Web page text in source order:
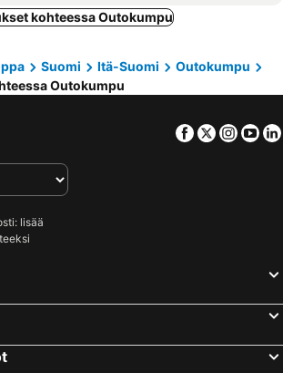
kohteessa Outokumpu
Suomi Itä-Suomi
Outokumpu
Outokumpu
Facebook
Twitter
lisää